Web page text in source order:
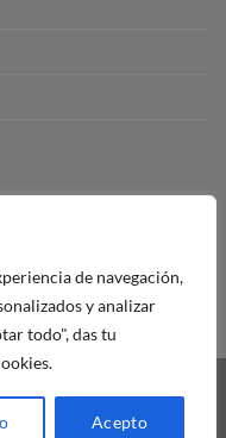
de navegación,
y analizar
todo", das tu
Acepto
Stripe MasterCard